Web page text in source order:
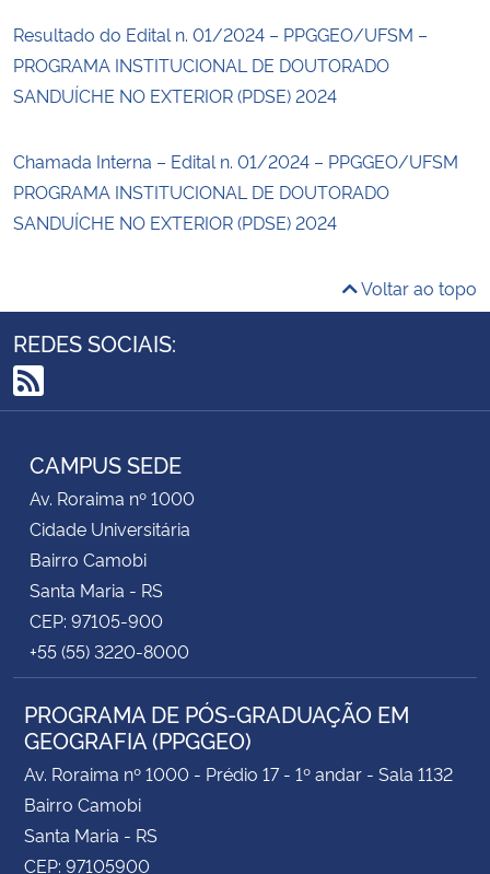
Resultado do Edital n. 01/2024 – PPGGEO/UFSM –
PROGRAMA INSTITUCIONAL DE DOUTORADO
SANDUÍCHE NO EXTERIOR (PDSE) 2024
Chamada Interna – Edital n. 01/2024 – PPGGEO/UFSM
PROGRAMA INSTITUCIONAL DE DOUTORADO
SANDUÍCHE NO EXTERIOR (PDSE) 2024
Voltar ao topo
REDES SOCIAIS:
RSS
CAMPUS SEDE
Av. Roraima nº 1000
Cidade Universitária
Bairro Camobi
Santa Maria - RS
CEP: 97105-900
+55 (55) 3220-8000
PROGRAMA DE PÓS-GRADUAÇÃO EM
GEOGRAFIA (PPGGEO)
Av. Roraima nº 1000 - Prédio 17 - 1º andar - Sala 1132
Bairro Camobi
Santa Maria - RS
CEP: 97105900